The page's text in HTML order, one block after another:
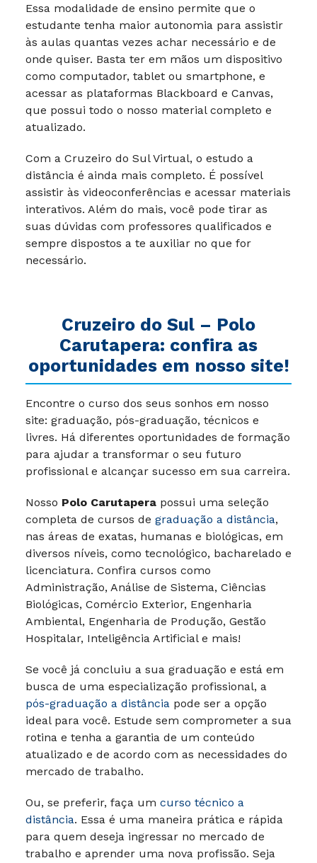
Essa modalidade de ensino permite que o
estudante tenha maior autonomia para assistir
às aulas quantas vezes achar necessário e de
onde quiser. Basta ter em mãos um dispositivo
como computador, tablet ou smartphone, e
acessar as plataformas Blackboard e Canvas,
que possui todo o nosso material completo e
atualizado.
Com a Cruzeiro do Sul Virtual, o estudo a
distância é ainda mais completo. É possível
assistir às videoconferências e acessar materiais
interativos. Além do mais, você pode tirar as
suas dúvidas com professores qualificados e
sempre dispostos a te auxiliar no que for
necessário.
Cruzeiro do Sul – Polo
Carutapera: confira as
oportunidades em nosso site!
Encontre o curso dos seus sonhos em nosso
site: graduação, pós-graduação, técnicos e
livres. Há diferentes oportunidades de formação
para ajudar a transformar o seu futuro
profissional e alcançar sucesso em sua carreira.
Nosso Polo Carutapera possui uma seleção
completa de cursos de graduação a distância,
nas áreas de exatas, humanas e biológicas, em
diversos níveis, como tecnológico, bacharelado e
licenciatura. Confira cursos como
Administração, Análise de Sistema, Ciências
Biológicas, Comércio Exterior, Engenharia
Ambiental, Engenharia de Produção, Gestão
Hospitalar, Inteligência Artificial e mais!
Se você já concluiu a sua graduação e está em
busca de uma especialização profissional, a
pós-graduação a distância pode ser a opção
ideal para você. Estude sem comprometer a sua
rotina e tenha a garantia de um conteúdo
atualizado e de acordo com as necessidades do
mercado de trabalho.
Ou, se preferir, faça um curso técnico a
distância. Essa é uma maneira prática e rápida
para quem deseja ingressar no mercado de
trabalho e aprender uma nova profissão. Seja